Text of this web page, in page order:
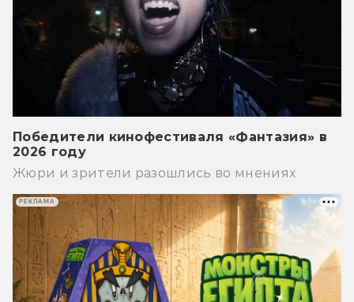
Победители кинофестиваля «Фантазия» в
2026 году
Жюри и зрители разошлись во мнениях
РЕКЛАМА